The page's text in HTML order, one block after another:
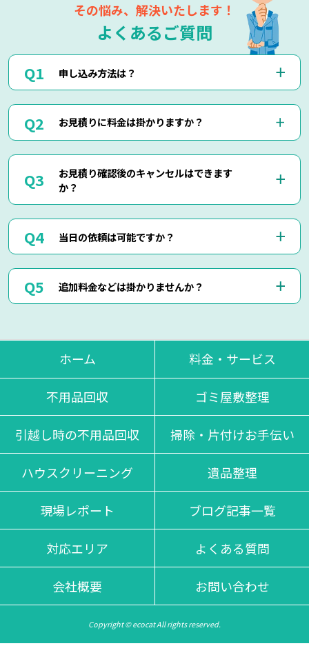
その悩み、解決いたします！
よくあるご質問
申し込み方法は？
くださいませ。
お電話・メール・LINEにてご予約が可能です。
ご相談の際にご依頼作業の詳細や回収物の詳細など、ご説明
して頂けましたら簡易お見積りも可能でございます。
お客様に分かりやすくご説明させて頂きますのでご安心くだ
お見積りに料金は掛かりますか？
りますのでご安心してご相談くださいませ。
現地にて現物を確認しないと正確なお見積りを出せない場合
もございますので、お電話・メール・LINEでのお見積り
は、簡易お見積りを出させて頂きます。
正確なお見積りをご希望の場合は『出張お見積り』をご希望
頂ければ、無料にてご対応させて頂きます。
お見積り確認後のキャンセルはできます
か？
出張費などはもちろん掛かりませんのでご安心ください。
当社ではお見積り金額に納得されていないお客様に対して無
断で作業は行いません。
ただし悪質なキャンセルに関しましてはキャンセル料を頂く
場合もございます。
当日の依頼は可能ですか？
東京・神奈川・千葉・埼玉の対応エリア内でしたら、最短25
分で現地に到着させて頂きます。
追加料金などは掛かりませんか？
でご対応させて頂いております。
不当な追加料金等は一切掛かりませんのでご安心くださいま
ホーム 料金・サービス
不用品回収 ゴミ屋敷整理
引越し時の不用品回収 掃除・片付けお手伝い
ハウスクリーニング 遺品整理
現場レポート ブログ記事一覧
対応エリア よくある質問
会社概要 お問い合わせ
Copyright © ecocat All rights reserved.